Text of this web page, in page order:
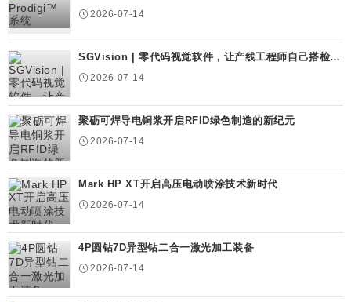
2026-07-14
SGVision | 零代码视觉软件，让产线工程师自己搭检测
系统
2026-07-14
聚砺可焊导电铜浆开启RFID绿色制造的新纪元
2026-07-14
Mark HP XT开启高压电动喷涂技术新时代
2026-07-14
4P圆钻7D异型钻二合一激光加工装备
2026-07-14